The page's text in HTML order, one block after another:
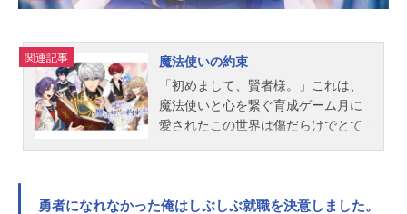
関連記事
魔法使いの約束
「初めまして、賢者様。」これは、
魔法使いと心を繋ぐ育成ゲーム月に
愛されたこの世界は傷だらけでとて
ンションにたどり着き、いつも通り
勇者になれなかった俺はしぶしぶ就職を決意しました。